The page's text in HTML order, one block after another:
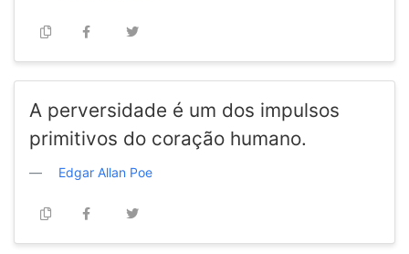
A perversidade é um dos impulsos
primitivos do coração humano.
Edgar Allan Poe